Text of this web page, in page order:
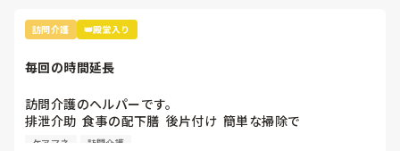
最後は退職引き留めが原因でメンタルやられて、体調を崩して
そこで医師の診断書を出したら即日退職が許可されました。
訪問介護 👑殿堂入り
毎回の時間延長
訪問介護のヘルパーです。
排泄介助  食事の配下膳  後片付け  簡単な掃除で
身体1生活2の1時間20分のサービスですが
ケアマネ 訪問介護